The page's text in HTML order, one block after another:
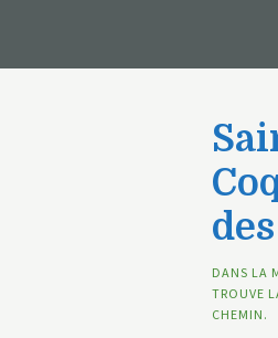
DANS LA
TROUVE
CHEMIN.